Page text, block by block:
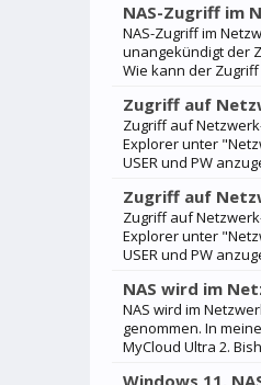
NAS-Zugriff im
NAS-Zugriff im
unangekündigt der
Wie kann der Zugriff
Zugriff auf
Zugriff auf
Explorer unter
USER und PW
Zugriff auf
Zugriff auf
Explorer unter
USER und PW
NAS wird im
NAS wird im
genommen. In
MyCloud Ultra 2.
Windows 11,